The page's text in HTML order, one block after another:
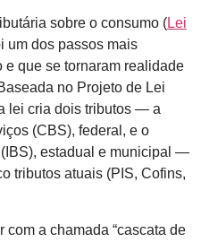
sobre o consumo (Lei
um dos passos mais
que se tornaram realidade
no Projeto de Lei
lei cria dois tributos — a
(CBS), federal, e o
(IBS), estadual e municipal —
tributos atuais (PIS, Cofins,
a chamada “cascata de